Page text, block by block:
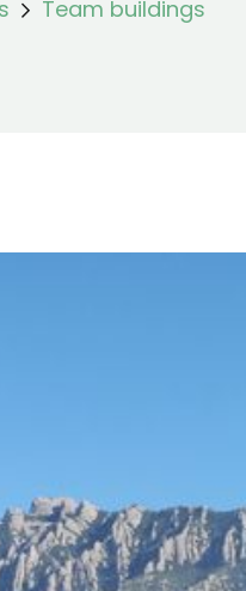
Team buildings